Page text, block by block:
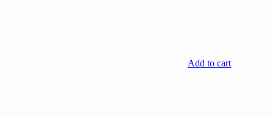
Add to cart